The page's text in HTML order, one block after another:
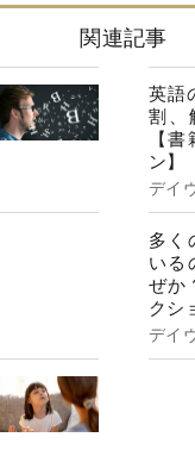
関連記事
英語
割、
【
ン】
デイ
多く
いる
ぜか
クシ
デイ